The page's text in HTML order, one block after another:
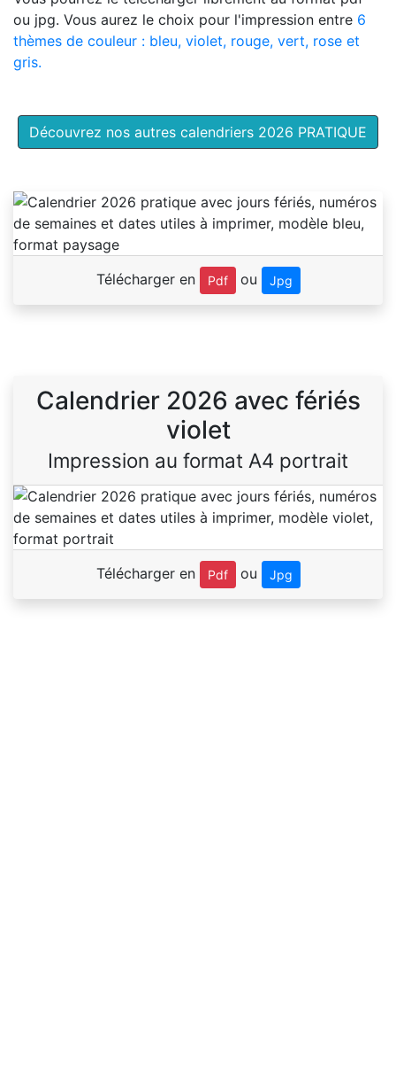
ou jpg. Vous aurez le choix pour l'impression entre 6
thèmes de couleur : bleu, violet, rouge, vert, rose et
gris.
Découvrez nos autres calendriers 2026 PRATIQUE
Télécharger en Pdf ou Jpg
Calendrier 2026 avec fériés
violet
Impression au format A4 portrait
Télécharger en Pdf ou Jpg